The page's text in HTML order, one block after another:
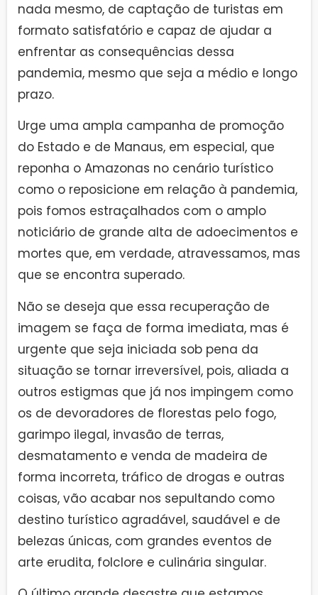
nada mesmo, de captação de turistas em
formato satisfatório e capaz de ajudar a
enfrentar as consequências dessa
pandemia, mesmo que seja a médio e longo
prazo.
Urge uma ampla campanha de promoção
do Estado e de Manaus, em especial, que
reponha o Amazonas no cenário turístico
como o reposicione em relação à pandemia,
pois fomos estraçalhados com o amplo
noticiário de grande alta de adoecimentos e
mortes que, em verdade, atravessamos, mas
que se encontra superado.
Não se deseja que essa recuperação de
imagem se faça de forma imediata, mas é
urgente que seja iniciada sob pena da
situação se tornar irreversível, pois, aliada a
outros estigmas que já nos impingem como
os de devoradores de florestas pelo fogo,
garimpo ilegal, invasão de terras,
desmatamento e venda de madeira de
forma incorreta, tráfico de drogas e outras
coisas, vão acabar nos sepultando como
destino turístico agradável, saudável e de
belezas únicas, com grandes eventos de
arte erudita, folclore e culinária singular.